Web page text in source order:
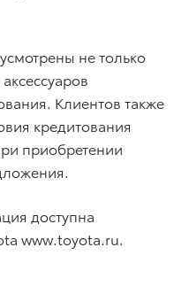
не только
Клиентов также
кредитования
приобретении
доступна
www.toyota.ru.